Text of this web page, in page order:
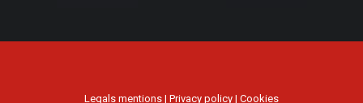
Legals mentions | Privacy policy | Cookies